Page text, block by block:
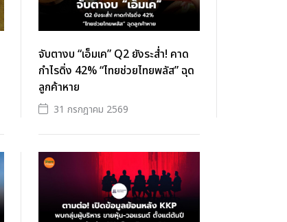
จับตางบ “เอ็มเค” Q2 ยังระส่ำ! คาด
กำไรดิ่ง 42% “ไทยช่วยไทยพลัส” ฉุด
ลูกค้าหาย
31 กรกฎาคม 2569